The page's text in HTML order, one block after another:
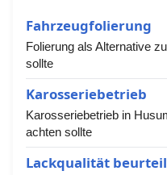
Fahrzeugfolierung
Folierung als Alternative
sollte
Karosseriebetrieb
Karosseriebetrieb in
achten sollte
Lackqualität